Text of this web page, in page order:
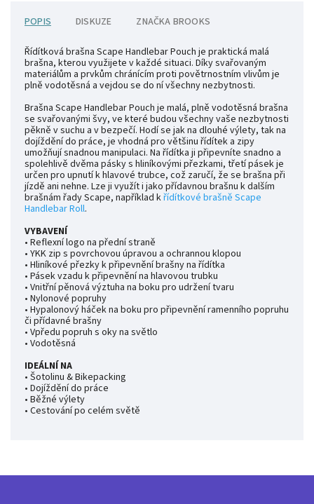
POPIS DISKUZE ZNAČKA BROOKS
Řídítková brašna Scape Handlebar Pouch je praktická malá
brašna, kterou využijete v každé situaci. Díky svařovaným
materiálům a prvkům chránícím proti povětrnostním vlivům je
plně vodotěsná a vejdou se do ní všechny nezbytnosti.
Brašna Scape Handlebar Pouch je malá, plně vodotěsná brašna
se svařovanými švy, ve které budou všechny vaše nezbytnosti
pěkně v suchu a v bezpečí. Hodí se jak na dlouhé výlety, tak na
dojíždění do práce, je vhodná pro většinu řídítek a zipy
umožňují snadnou manipulaci. Na řídítka ji připevníte snadno a
spolehlivě dvěma pásky s hliníkovými přezkami, třetí pásek je
určen pro upnutí k hlavové trubce, což zaručí, že se brašna při
jízdě ani nehne. Lze ji využít i jako přídavnou brašnu k dalším
brašnám řady Scape, například křídítkové brašně Scape
Handlebar Roll.
VYBAVENÍ
• Reflexní logo na přední straně
• YKK zip s povrchovou úpravou a ochrannou klopou
• Hliníkové přezky k připevnění brašny na řídítka
• Pásek vzadu k připevnění na hlavovou trubku
• Vnitřní pěnová výztuha na boku pro udržení tvaru
• Nylonové popruhy
• Hypalonový háček na boku pro připevnění ramenního popruhu
či přídavné brašny
• Vpředu popruh s oky na světlo
• Vodotěsná
IDEÁLNÍ NA
• Šotolinu & Bikepacking
• Dojíždění do práce
• Běžné výlety
• Cestování po celém světě